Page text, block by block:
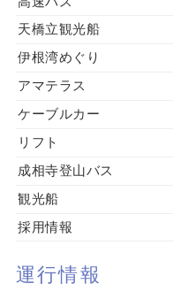
天橋立観光船
伊根湾めぐり
アマテラス
ケーブルカー
リフト
成相寺登山バス
観光船
採用情報
運行情報